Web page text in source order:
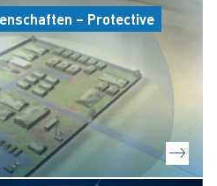
– Protective